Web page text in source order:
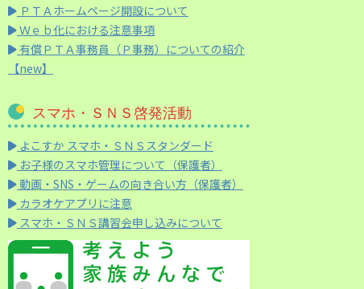
ＰＴＡホームページ開設について
Ｗｅｂ化における注意事項
有償ＰＴＡ事務員（Ｐ事務）についての紹介
【new】
スマホ・ＳＮＳ啓発活動
よこすか スマホ・ＳＮＳスタンダード
お子様のスマホ管理について（保護者）
動画・SNS・ゲームの向き合い方（保護者）
カラオケアプリに注意
スマホ・ＳＮＳ講習会申し込みについて